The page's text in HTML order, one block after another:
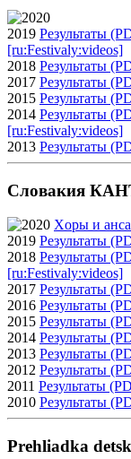
2020
2019 Результаты
[ru:Festivaly:videos]
2018 Результаты
2017 Результаты
2015 Результаты
2014 Результаты
[ru:Festivaly:videos]
2013 Результаты
Словакия
2020 Xоры и
2019 Результаты
2018 Результаты
[ru:Festivaly:videos]
2017 Результаты
2016 Результаты
2015 Результаты
2014 Результаты
2013 Результаты
2012 Результаты
2011 Результаты
2010 Результаты
Prehliadka